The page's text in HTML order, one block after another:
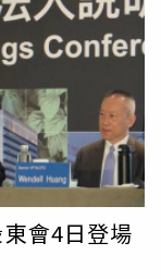
減碳目標，預期
學濾網；兩大產
獲利成長的關鍵
高度樂觀，預期
程晶圓廠的穩健
微污染防治的要
濾網升級與替換
）」模式的訂
的再生濾網單月
會4日登場